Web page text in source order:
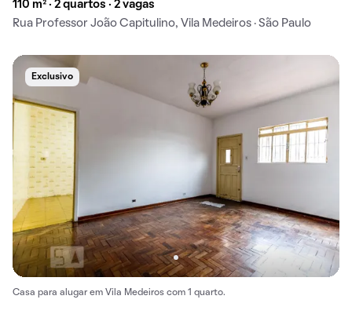
110 m² · 2 quartos · 2 vagas
Rua Professor João Capitulino, Vila Medeiros · São Paulo
Exclusivo
Casa para alugar em Vila Medeiros com 1 quarto.